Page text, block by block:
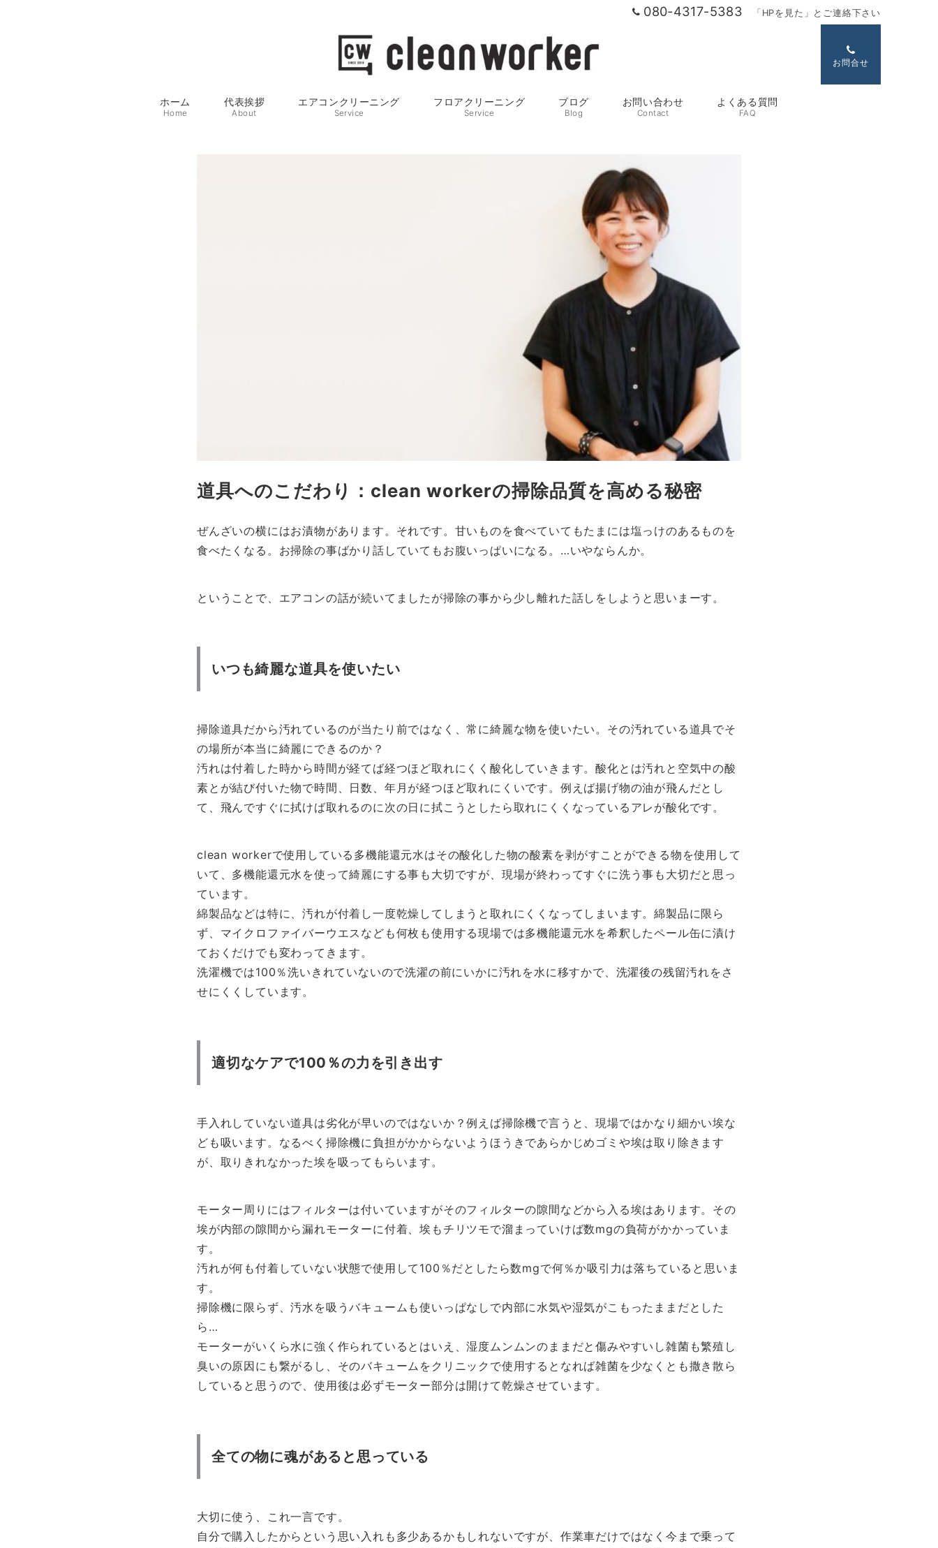
080-4317-5383 「HPを見た」とご連絡下さい
お問合せ
ホーム
Home
代表挨拶
About
エアコンクリーニング
Service
フロアクリーニング
Service
ブログ
Blog
お問い合わせ
Contact
よくある質問
FAQ
道具へのこだわり：clean workerの掃除品質を高める秘密
ぜんざいの横にはお漬物があります。それです。甘いものを食べていてもたまには塩っけのあるものを
食べたくなる。お掃除の事ばかり話していてもお腹いっぱいになる。…いやならんか。
ということで、エアコンの話が続いてましたが掃除の事から少し離れた話しをしようと思いまーす。
いつも綺麗な道具を使いたい
掃除道具だから汚れているのが当たり前ではなく、常に綺麗な物を使いたい。その汚れている道具でそ
の場所が本当に綺麗にできるのか？
汚れは付着した時から時間が経てば経つほど取れにくく酸化していきます。酸化とは汚れと空気中の酸
素とが結び付いた物で時間、日数、年月が経つほど取れにくいです。例えば揚げ物の油が飛んだとし
て、飛んですぐに拭けば取れるのに次の日に拭こうとしたら取れにくくなっているアレが酸化です。
clean workerで使用している多機能還元水はその酸化した物の酸素を剥がすことができる物を使用して
いて、多機能還元水を使って綺麗にする事も大切ですが、現場が終わってすぐに洗う事も大切だと思っ
ています。
綿製品などは特に、汚れが付着し一度乾燥してしまうと取れにくくなってしまいます。綿製品に限ら
ず、マイクロファイバーウエスなども何枚も使用する現場では多機能還元水を希釈したペール缶に漬け
ておくだけでも変わってきます。
洗濯機では100％洗いきれていないので洗濯の前にいかに汚れを水に移すかで、洗濯後の残留汚れをさ
せにくくしています。
適切なケアで100％の力を引き出す
手入れしていない道具は劣化が早いのではないか？例えば掃除機で言うと、現場ではかなり細かい埃な
ども吸います。なるべく掃除機に負担がかからないようほうきであらかじめゴミや埃は取り除きます
が、取りきれなかった埃を吸ってもらいます。
モーター周りにはフィルターは付いていますがそのフィルターの隙間などから入る埃はあります。その
埃が内部の隙間から漏れモーターに付着、埃もチリツモで溜まっていけば数mgの負荷がかかっていま
す。
汚れが何も付着していない状態で使用して100％だとしたら数mgで何％か吸引力は落ちていると思いま
す。
掃除機に限らず、汚水を吸うバキュームも使いっぱなしで内部に水気や湿気がこもったままだとした
ら…
モーターがいくら水に強く作られているとはいえ、湿度ムンムンのままだと傷みやすいし雑菌も繁殖し
臭いの原因にも繋がるし、そのバキュームをクリニックで使用するとなれば雑菌を少なくとも撒き散ら
していると思うので、使用後は必ずモーター部分は開けて乾燥させています。
全ての物に魂があると思っている
大切に使う、これ一言です。
自分で購入したからという思い入れも多少あるかもしれないですが、作業車だけではなく今まで乗って